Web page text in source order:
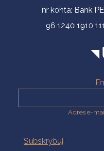
nr konta: Bank
96 1240 1910
Adres e-